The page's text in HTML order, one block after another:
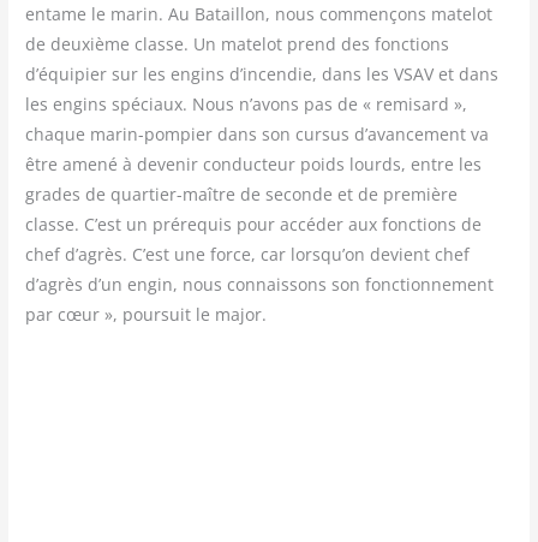
entame le marin. Au Bataillon, nous com­men­çons mate­lot
de deuxième classe. Un mate­lot prend des fonc­tions
d’équipier sur les engins d’incendie, dans les VSAV et dans
les engins spé­ciaux. Nous n’avons pas de « remi­sard »,
chaque marin-pom­pier dans son cur­sus d’avancement va
être ame­né à deve­nir conduc­teur poids lourds, entre les
grades de quar­tier-maître de seconde et de pre­mière
classe. C’est un pré­re­quis pour accé­der aux fonc­tions de
chef d’agrès. C’est une force, car lorsqu’on devient chef
d’agrès d’un engin, nous connais­sons son fonc­tion­ne­ment
par cœur », pour­suit le major.